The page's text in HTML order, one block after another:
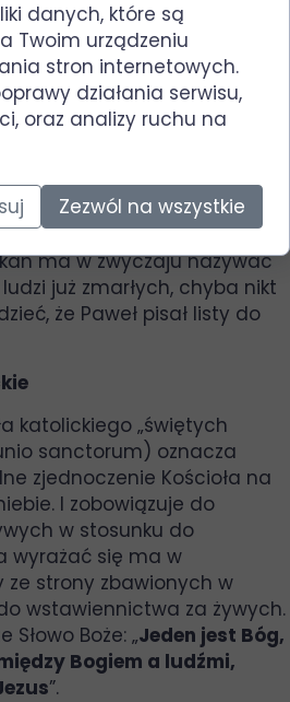
dopóki nie powiła syna, i
Według Biblii na pewno
sobie Watykan.
Listy Apostolskie, gdzie np.
się do „świętych w Efezie”
braci w Chrystusie w
ma w zwyczaju nazywać
już zmarłych, chyba nikt
że Paweł pisał listy do
katolickiego „świętych
sanctorum) oznacza
zjednoczenie Kościoła na
I zobowiązuje do
w stosunku do
wyrażać się ma w
strony zbawionych w
wstawiennictwa za żywych.
Boże: „Jeden jest Bóg,
Bogiem a ludźmi,
”.
danych, które są
Twoim urządzeniu
stron internetowych.
działania serwisu,
oraz analizy ruchu na
Zezwól na wszystkie